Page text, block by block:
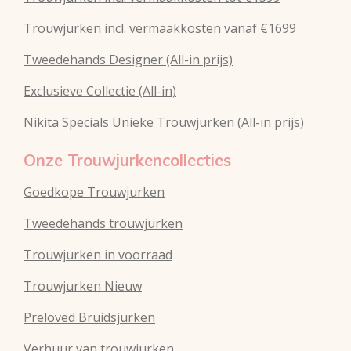
Trouwjurken incl. vermaakkosten vanaf €1699
Tweedehands Designer (All-in prijs)
Exclusieve Collectie (All-in)
Nikita Specials Unieke Trouwjurken (All-in prijs)
Onze Trouwjurkencollecties
Goedkope Trouwjurken
Tweedehands trouwjurken
Trouwjurken in voorraad
Trouwjurken Nieuw
Preloved Bruidsjurken